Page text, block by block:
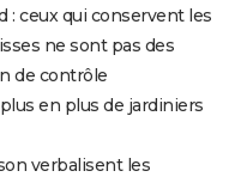
: ceux qui conservent les
ne sont pas des
de contrôle
en plus de jardiniers
verbalisent les